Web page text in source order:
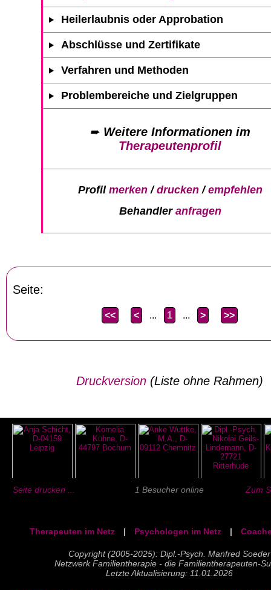
Heilerlaubnis oder Approbation
Abschlüsse und Zertifikate
Verfahren und Methoden
Problembereiche und Zielgruppen
➨ Weitere Informationen im
Therapeutenprofil
Profil merken/drucken/empfehlen
Behandler anfragen
Seite:
<< < ... 1 ... > >>
Druckversion(Liste ohne Rahmen)
Seite drucken ... 1 Besucher online Zum
Therapeuten im Netz | Psychologen im Netz |
Copyright (2005-2025): Dipl.-Psych. Manfred Soeder
Netzwerk Familientherapie - die Familientherapeuten-
Letzte Aktualisierung: 11.01.2026